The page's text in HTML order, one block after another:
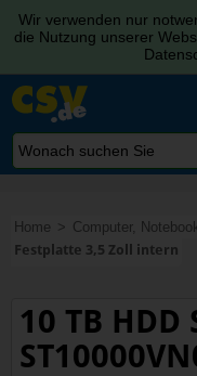
Wir verwenden nur
die Nutzung unserer
Home Computer,
Festplatte 3,5 Zoll intern
10 TB HDD